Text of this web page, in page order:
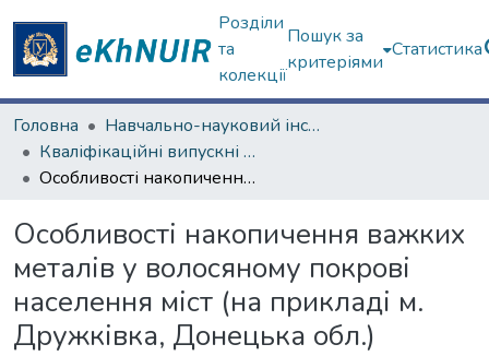
Розділи
та
колекції
Пошук за
критеріями
Статистика
Головна
Навчально-науковий інститут екології, зеленої енергетики та сталого розвитку
Кваліфікаційні випускні роботи бакалаврів. Навчально-науковий інститут екології, зеленої енергетики та сталого розвитку
Особливості накопичення важких металів у волосяному покрові населення міст (на прикладі м. Дружківка, Донецька обл.)
Особливості накопичення важких
металів у волосяному покрові
населення міст (на прикладі м.
Дружківка, Донецька обл.)